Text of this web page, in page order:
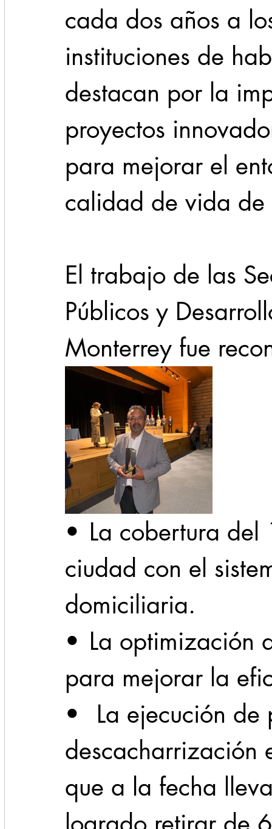
cada dos años a
instituciones de
destacan por la
proyectos
para mejorar el
calidad de vida
El trabajo de las
Públicos y
Monterrey fue
•	La cobertura del 100 por ciento de la
ciudad con el
domiciliaria.
•	La optimización de rutas y horarios
para mejorar la
•	 La ejecución de programas de
que a la fecha